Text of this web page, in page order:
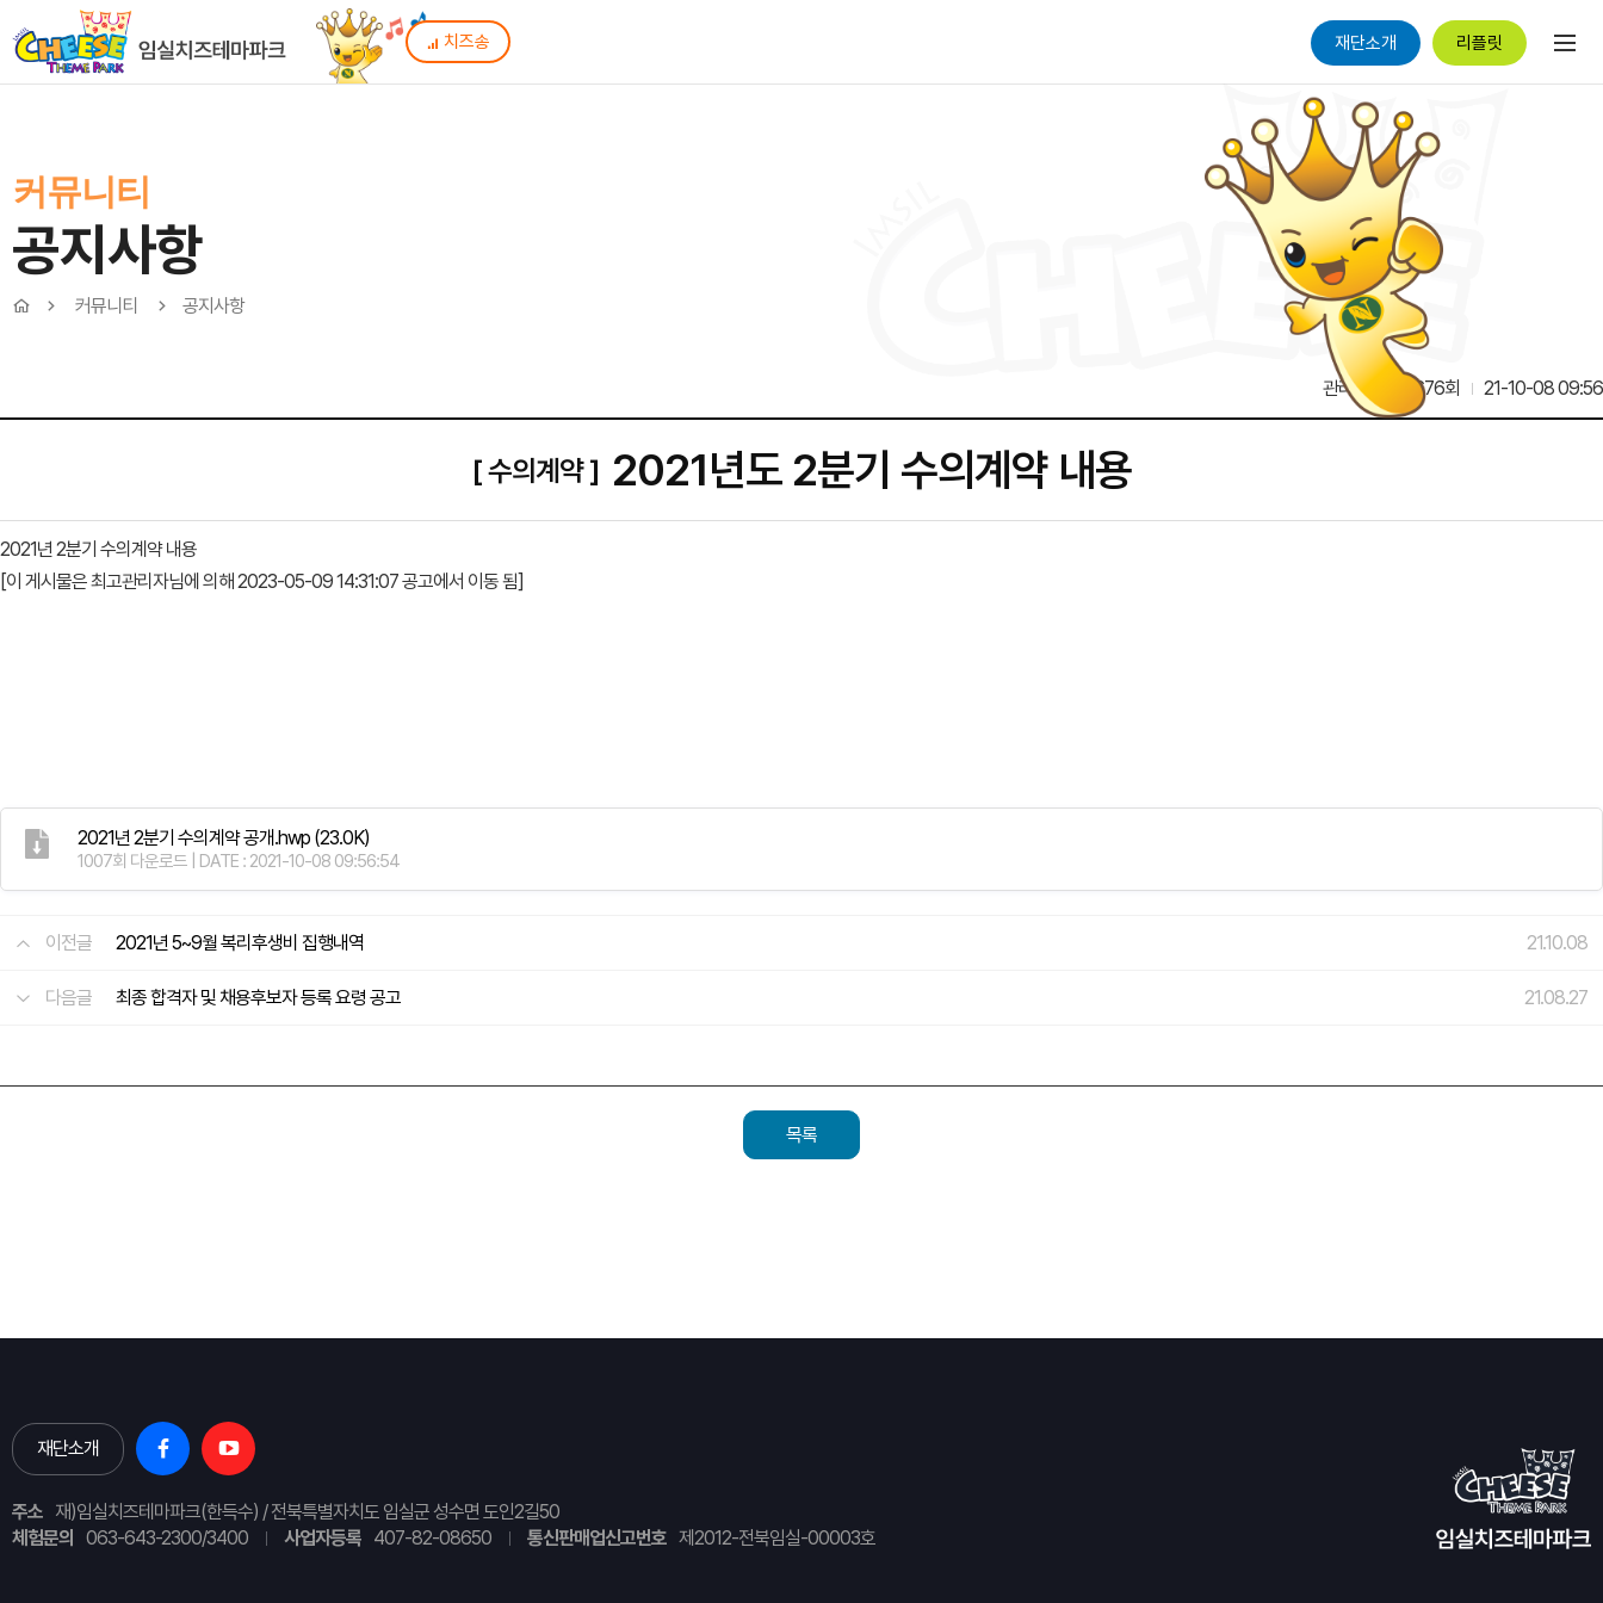
치즈송 재단소개 리플릿
커뮤니티
공지사항
커뮤니티 공지사항
관리자 12,676회 21-10-08 09:56
[ 수의계약 ] 2021년도 2분기 수의계약 내용
2021년 2분기 수의계약 내용
[이 게시물은 최고관리자님에 의해 2023-05-09 14:31:07 공고에서 이동 됨]
2021년 2분기 수의계약 공개.hwp (23.0K)
1007회 다운로드 | DATE : 2021-10-08 09:56:54
이전글 2021년 5~9월 복리후생비 집행내역 21.10.08
다음글 최종 합격자 및 채용후보자 등록 요령 공고 21.08.27
목록
재단소개
주소 재)임실치즈테마파크(한득수) / 전북특별자치도 임실군 성수면 도인2길50
체험문의
063-643-2300/3400 사업자등록 407-82-08650 통신판매업신고번호 제2012-전북임실-00003호